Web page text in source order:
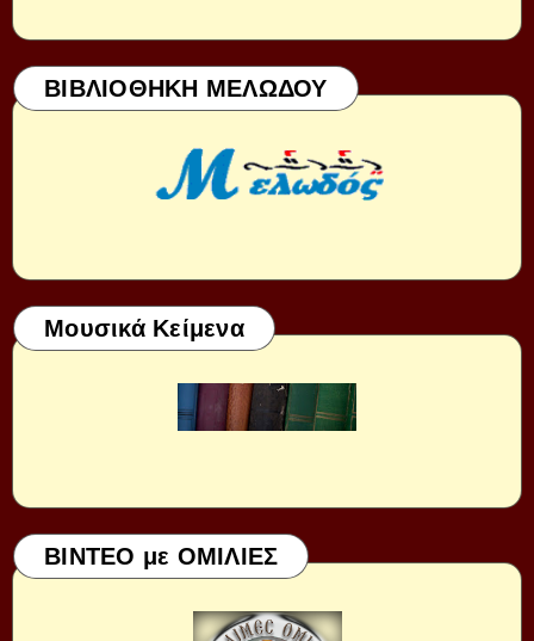
ΒΙΒΛΙΟΘΗΚΗ ΜΕΛΩΔΟΥ
Μουσικά Κείμενα
ΒΙΝΤΕΟ με ΟΜΙΛΙΕΣ